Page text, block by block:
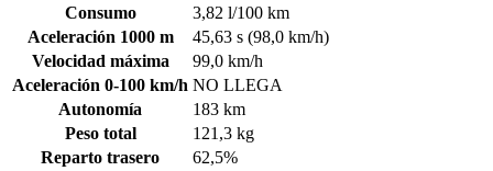
Consumo
3,82 l/100 km
Aceleración 1000 m
45,63 s (98,0 km/h)
Velocidad máxima
99,0 km/h
Aceleración 0-100 km/h NO LLEGA
Autonomía
183 km
Peso total
121,3 kg
Reparto trasero
62,5%